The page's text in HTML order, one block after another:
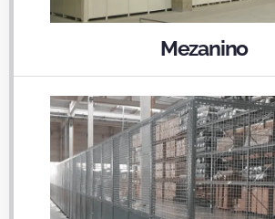
Mezanino